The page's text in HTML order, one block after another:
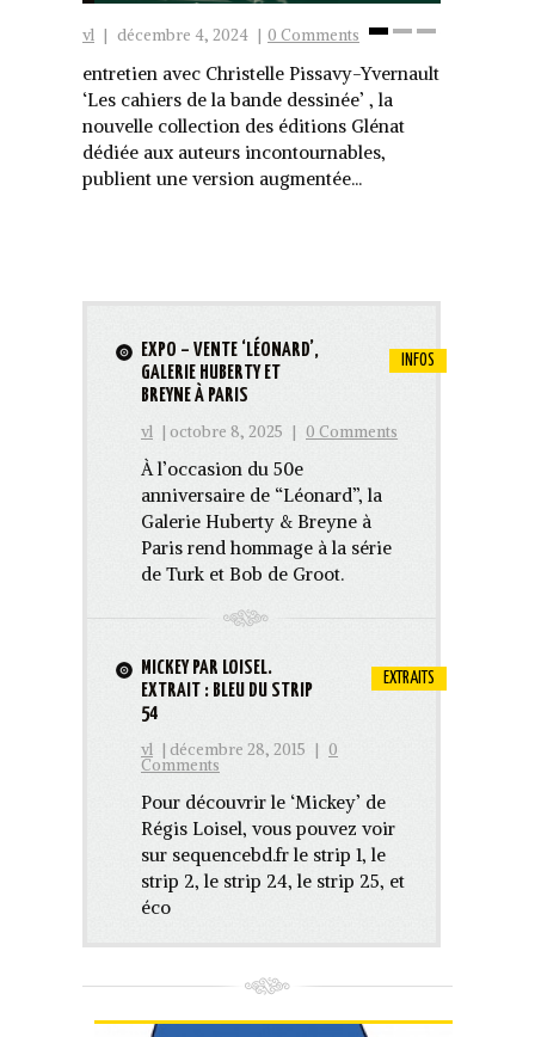
vl | décembre 4, 2024 | 0 Comments
entretien avec Christelle Pissavy-Yvernault
‘Les cahiers de la bande dessinée’ , la
nouvelle collection des éditions Glénat
dédiée aux auteurs incontournables,
publient une version augmentée...
EXPO – VENTE ‘LÉONARD’,
GALERIE HUBERTY ET
BREYNE À PARIS
INFOS
vl | octobre 8, 2025 | 0 Comments
À l’occasion du 50e
anniversaire de “Léonard”, la
Galerie Huberty & Breyne à
Paris rend hommage à la série
de Turk et Bob de Groot.
MICKEY PAR LOISEL.
EXTRAIT : BLEU DU STRIP
54
EXTRAITS
vl | décembre 28, 2015 | 0
Comments
Pour découvrir le ‘Mickey’ de
Régis Loisel, vous pouvez voir
sur sequencebd.fr le strip 1, le
strip 2, le strip 24, le strip 25, et
éco